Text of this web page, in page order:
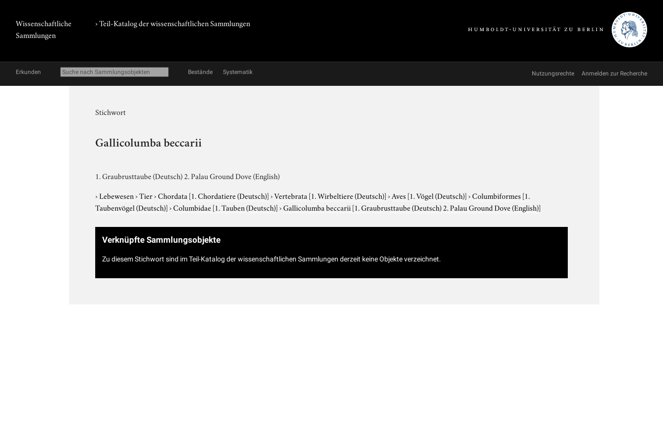
Wissenschaftliche
Sammlungen
› Teil-Katalog der wissenschaftlichen Sammlungen
Erkunden Bestände Systematik Nutzungsrechte Anmelden zur Recherche
Stichwort
Gallicolumba beccarii
1. Graubrusttaube (Deutsch) 2. Palau Ground Dove (English)
›Lebewesen›Tier›Chordata [1. Chordatiere (Deutsch)]›Vertebrata [1. Wirbeltiere (Deutsch)]›Aves [1. Vögel (Deutsch)]›Columbiformes [1.
Taubenvögel (Deutsch)]›Columbidae [1. Tauben (Deutsch)]›Gallicolumba beccarii [1. Graubrusttaube (Deutsch) 2. Palau Ground Dove (English)]
Verknüpfte Sammlungsobjekte
Zu diesem Stichwort sind im Teil-Katalog der wissenschaftlichen Sammlungen derzeit keine Objekte verzeichnet.